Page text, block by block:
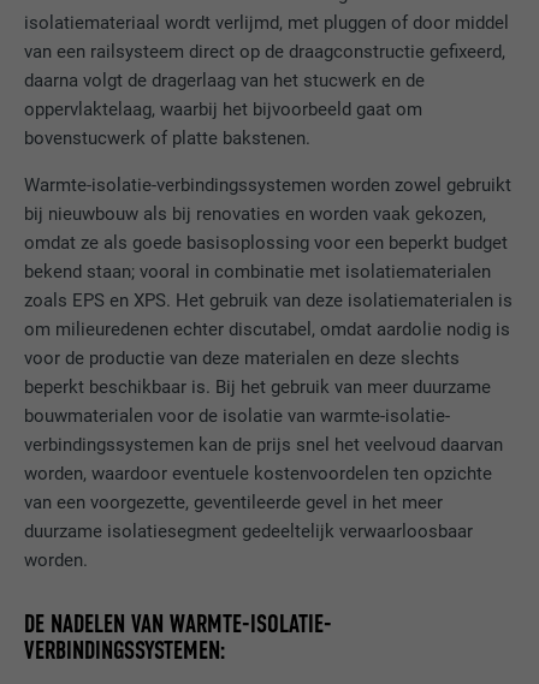
isolatiemateriaal wordt verlijmd, met pluggen of door middel
van een railsysteem direct op de draagconstructie gefixeerd,
daarna volgt de dragerlaag van het stucwerk en de
oppervlaktelaag, waarbij het bijvoorbeeld gaat om
bovenstucwerk of platte bakstenen.
Warmte-isolatie-verbindingssystemen worden zowel gebruikt
bij nieuwbouw als bij renovaties en worden vaak gekozen,
omdat ze als goede basisoplossing voor een beperkt budget
bekend staan; vooral in combinatie met isolatiematerialen
zoals EPS en XPS. Het gebruik van deze isolatiematerialen is
om milieuredenen echter discutabel, omdat aardolie nodig is
voor de productie van deze materialen en deze slechts
beperkt beschikbaar is. Bij het gebruik van meer duurzame
bouwmaterialen voor de isolatie van warmte-isolatie-
verbindingssystemen kan de prijs snel het veelvoud daarvan
worden, waardoor eventuele kostenvoordelen ten opzichte
van een voorgezette, geventileerde gevel in het meer
duurzame isolatiesegment gedeeltelijk verwaarloosbaar
worden.
DE NADELEN VAN WARMTE-ISOLATIE-
VERBINDINGSSYSTEMEN:
DOEL
Gebruikt door Google DoubleClick om de
handelingen van de gebruiker op de
website na de weergave van of het klikken
op een van de advertenties van de
aanbieder te registreren en te melden. Het
effectiviteit van een reclame en de
weergave van doelgerichte reclame voor
de gebruiker.
NAAM _pin_unauth
AANBIEDER Pinterest
DOEL
Wordt door Pinterest gebruikt om het
gebruik van de diensten te volgen.
AANBIEDER Adsymptotic.com